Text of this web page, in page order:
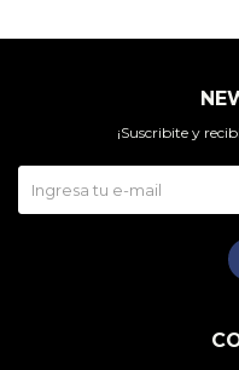
¡Suscribite y